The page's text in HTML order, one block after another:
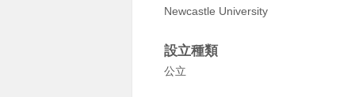
Newcastle University
設立種類
公立